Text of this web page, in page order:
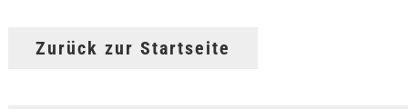
Zurück zur Startseite